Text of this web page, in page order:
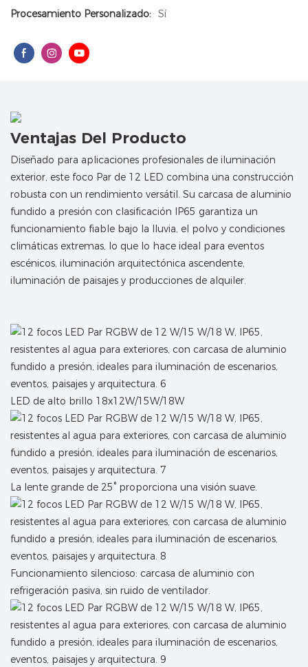
Procesamiento Personalizado: Sí
Ventajas Del Producto
Diseñado para aplicaciones profesionales de iluminación
exterior, este foco Par de 12 LED combina una construcción
robusta con un rendimiento versátil. Su carcasa de aluminio
fundido a presión con clasificación IP65 garantiza un
funcionamiento fiable bajo la lluvia, el polvo y condiciones
climáticas extremas, lo que lo hace ideal para eventos
escénicos, iluminación arquitectónica ascendente,
iluminación de paisajes y producciones de alquiler.
LED de alto brillo 18x12W/15W/18W
La lente grande de 25° proporciona una visión suave.
Funcionamiento silencioso: carcasa de aluminio con
refrigeración pasiva, sin ruido de ventilador.